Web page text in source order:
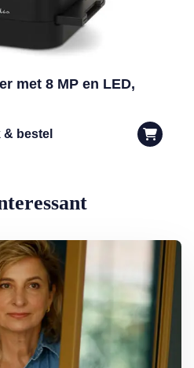
met 8 MP en LED,
& bestel
‘Leven in angst is vreselijk’